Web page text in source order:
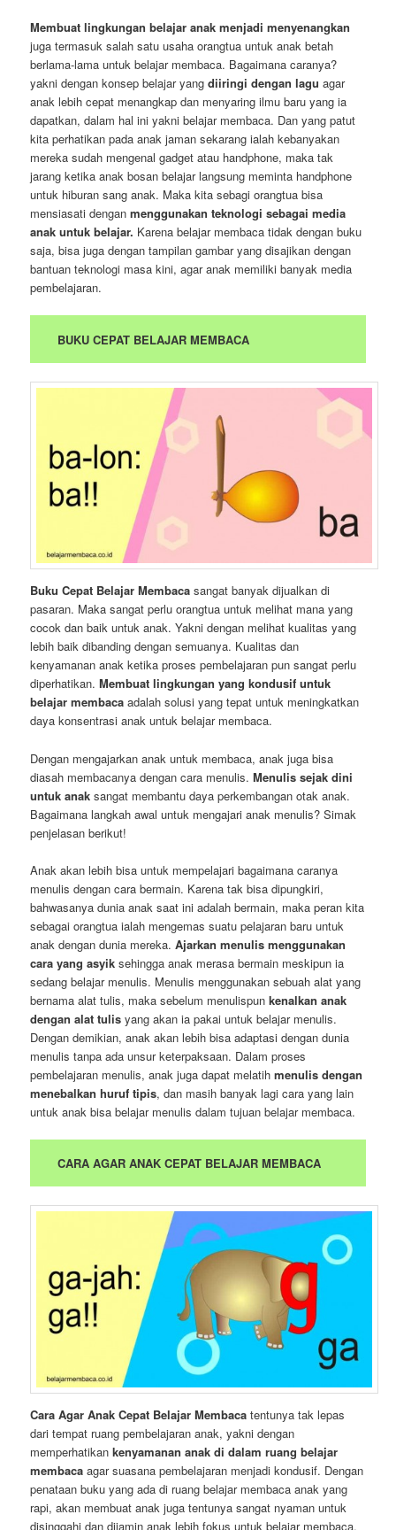
Membuat lingkungan belajar anak menjadi menyenangkan
juga termasuk salah satu usaha orangtua untuk anak betah
berlama-lama untuk belajar membaca. Bagaimana caranya?
yakni dengan konsep belajar yangdiiringi dengan lagu agar
anak lebih cepat menangkap dan menyaring ilmu baru yang ia
dapatkan, dalam hal ini yakni belajar membaca. Dan yang patut
kita perhatikan pada anak jaman sekarang ialah kebanyakan
mereka sudah mengenal gadget atau handphone, maka tak
jarang ketika anak bosan belajar langsung meminta handphone
untuk hiburan sang anak. Maka kita sebagi orangtua bisa
mensiasati denganmenggunakan teknologi sebagai media
anak untuk belajar. Karena belajar membaca tidak dengan buku
saja, bisa juga dengan tampilan gambar yang disajikan dengan
bantuan teknologi masa kini, agar anak memiliki banyak media
pembelajaran.
BUKU CEPAT BELAJAR MEMBACA
Buku Cepat Belajar Membaca sangat banyak dijualkan di
pasaran. Maka sangat perlu orangtua untuk melihat mana yang
cocok dan baik untuk anak. Yakni dengan melihat kualitas yang
lebih baik dibanding dengan semuanya. Kualitas dan
kenyamanan anak ketika proses pembelajaran pun sangat perlu
diperhatikan.Membuat lingkungan yang kondusif untuk
belajar membaca adalah solusi yang tepat untuk meningkatkan
daya konsentrasi anak untuk belajar membaca.
Dengan mengajarkan anak untuk membaca, anak juga bisa
diasah membacanya dengan cara menulis.Menulis sejak dini
untuk anak sangat membantu daya perkembangan otak anak.
Bagaimana langkah awal untuk mengajari anak menulis? Simak
penjelasan berikut!
Anak akan lebih bisa untuk mempelajari bagaimana caranya
menulis dengan cara bermain. Karena tak bisa dipungkiri,
bahwasanya dunia anak saat ini adalah bermain, maka peran kita
sebagai orangtua ialah mengemas suatu pelajaran baru untuk
anak dengan dunia mereka.Ajarkan menulis menggunakan
cara yang asyik sehingga anak merasa bermain meskipun ia
sedang belajar menulis. Menulis menggunakan sebuah alat yang
bernama alat tulis, maka sebelum menulispun kenalkan anak
dengan alat tulis yang akan ia pakai untuk belajar menulis.
Dengan demikian, anak akan lebih bisa adaptasi dengan dunia
menulis tanpa ada unsur keterpaksaan. Dalam proses
pembelajaran menulis, anak juga dapat melatih menulis dengan
menebalkan huruf tipis, dan masih banyak lagi cara yang lain
untuk anak bisa belajar menulis dalam tujuan belajar membaca.
CARA AGAR ANAK CEPAT BELAJAR MEMBACA
Cara Agar Anak Cepat Belajar Membaca tentunya tak lepas
dari tempat ruang pembelajaran anak, yakni dengan
memperhatikankenyamanan anak di dalam ruang belajar
membaca agar suasana pembelajaran menjadi kondusif. Dengan
penataan buku yang ada di ruang belajar membaca anak yang
rapi, akan membuat anak juga tentunya sangat nyaman untuk
disinggahi dan dijamin anak lebih fokus untuk belajar membaca.